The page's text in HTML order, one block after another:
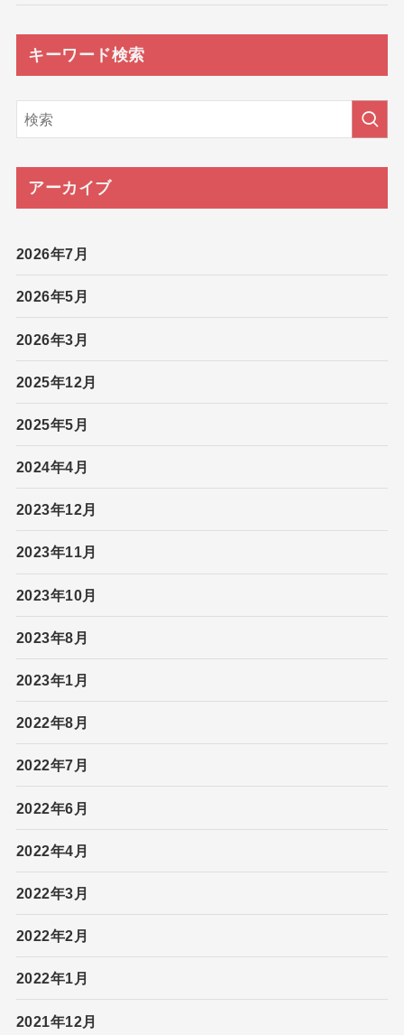
キーワード検索
アーカイブ
2026年7月
2026年5月
2026年3月
2025年12月
2025年5月
2024年4月
2023年12月
2023年11月
2023年10月
2023年8月
2023年1月
2022年8月
2022年7月
2022年6月
2022年4月
2022年3月
2022年2月
2022年1月
2021年12月